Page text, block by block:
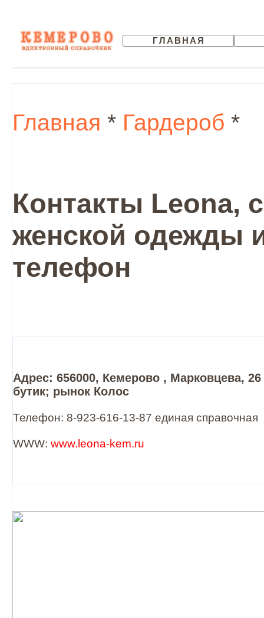
ГЛАВНАЯ
Главная * Гардероб *
Контакты Leona,
женской одежды
телефон
Адрес: 656000, Кемерово , Марковцева, 26
бутик; рынок Колос
Телефон: 8-923-616-13-87 единая справочная
WWW: www.leona-kem.ru